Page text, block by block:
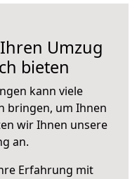
Umzug
bieten
kann viele
bringen, um Ihnen
wir Ihnen unsere
an.
Erfahrung mit